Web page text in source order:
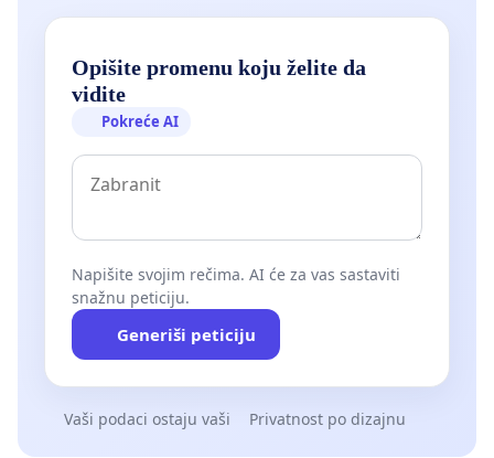
Opišite promenu koju želite da
vidite
Pokreće AI
Napišite svojim rečima. AI će za vas sastaviti
snažnu peticiju.
Generiši peticiju
Vaši podaci ostaju vaši Privatnost po dizajnu